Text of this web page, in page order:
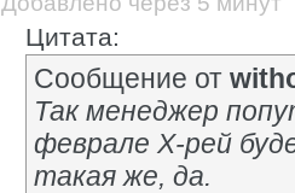
Цитата:
Сообщение от
Так менеджер
феврале Х-рей
такая же, да.